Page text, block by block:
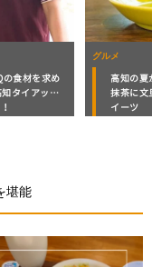
りかき氷から
ひんやりス
観光
【26年最
10選！地
堪能